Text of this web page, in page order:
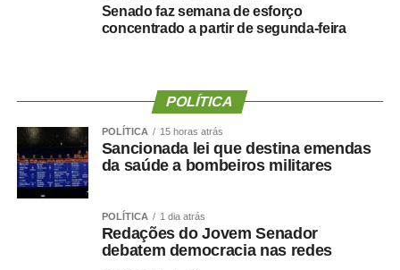
Segundo o município, Danielle Carmona possui todos os
direitos garantidos por lei, incluindo férias e benefícios
A gestão também informou que a lotação em gabinete é
um ato administrativo regular, especialmente em períodos
de transição, e que a permanência da servidora no local
foi previamente alinhada com a atual direção da
Secretaria.
Sobre os 60 dias de férias, a Prefeitura destacou que a
Senado faz semana de esforço
concentrado a partir de segunda-feira
POLÍTICA
POLÍTICA 15 horas atrás
Sancionada lei que destina emendas
da saúde a bombeiros militares
POLÍTICA 1 dia atrás
Redações do Jovem Senador
debatem democracia nas redes